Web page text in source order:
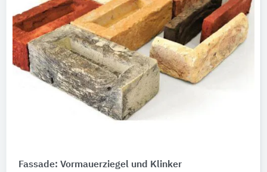
Fassade: Vormauerziegel und Klinker